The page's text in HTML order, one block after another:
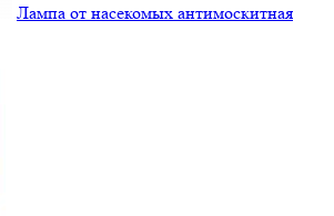
Лампа от насекомых антимоскитная